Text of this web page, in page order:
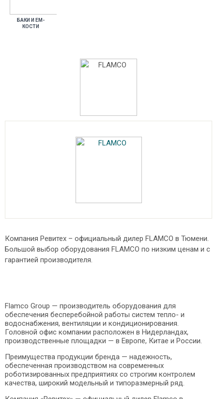
БА­КИ И ЕМ­
КОСТИ
Компания Ревитех – официальный дилер FLAMCO в Тюмени.
Большой выбор оборудования FLAMCO по низким ценам и с
гарантией производителя.
Flamco Group — производитель оборудования для
обеспечения бесперебойной работы систем тепло- и
водоснабжения, вентиляции и кондиционирования.
Головной офис компании расположен в Нидерландах,
производственные площадки — в Европе, Китае и России.
Преимущества продукции бренда — надежность,
обеспеченная производством на современных
роботизированных предприятиях со строгим контролем
качества, широкий модельный и типоразмерный ряд.